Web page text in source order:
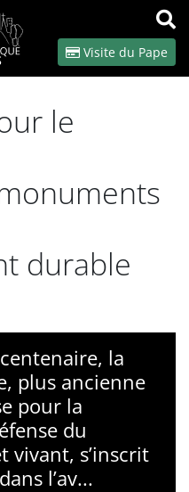
OK
Visite du Pape
le
durable
la
plus ancienne
pour la
du
vivant, s’inscrit
l’av...